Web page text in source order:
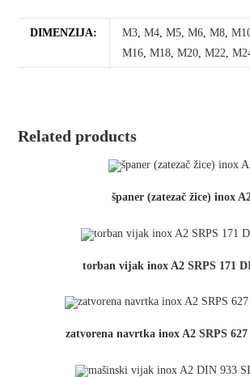
DIMENZIJA: M3,M4,M5,M6,M8,
M16,M18,M20,M22,
Related products
španer (zatezač žice) inox
torban vijak inox A2 SRPS 171
zatvorena navrtka inox A2 SRPS